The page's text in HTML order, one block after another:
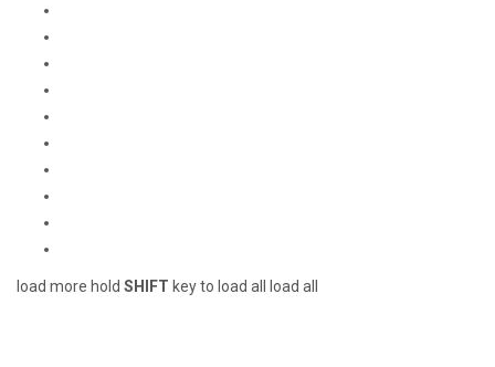
load more hold SHIFT key to load all load all